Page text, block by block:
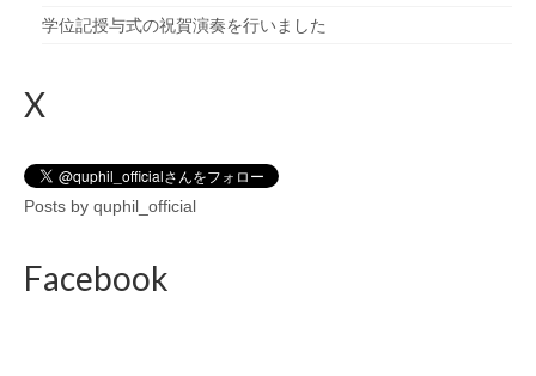
学位記授与式の祝賀演奏を行いました
X
Posts by quphil_official
Facebook